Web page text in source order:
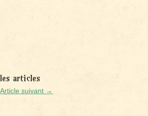
articles
Article suivant →